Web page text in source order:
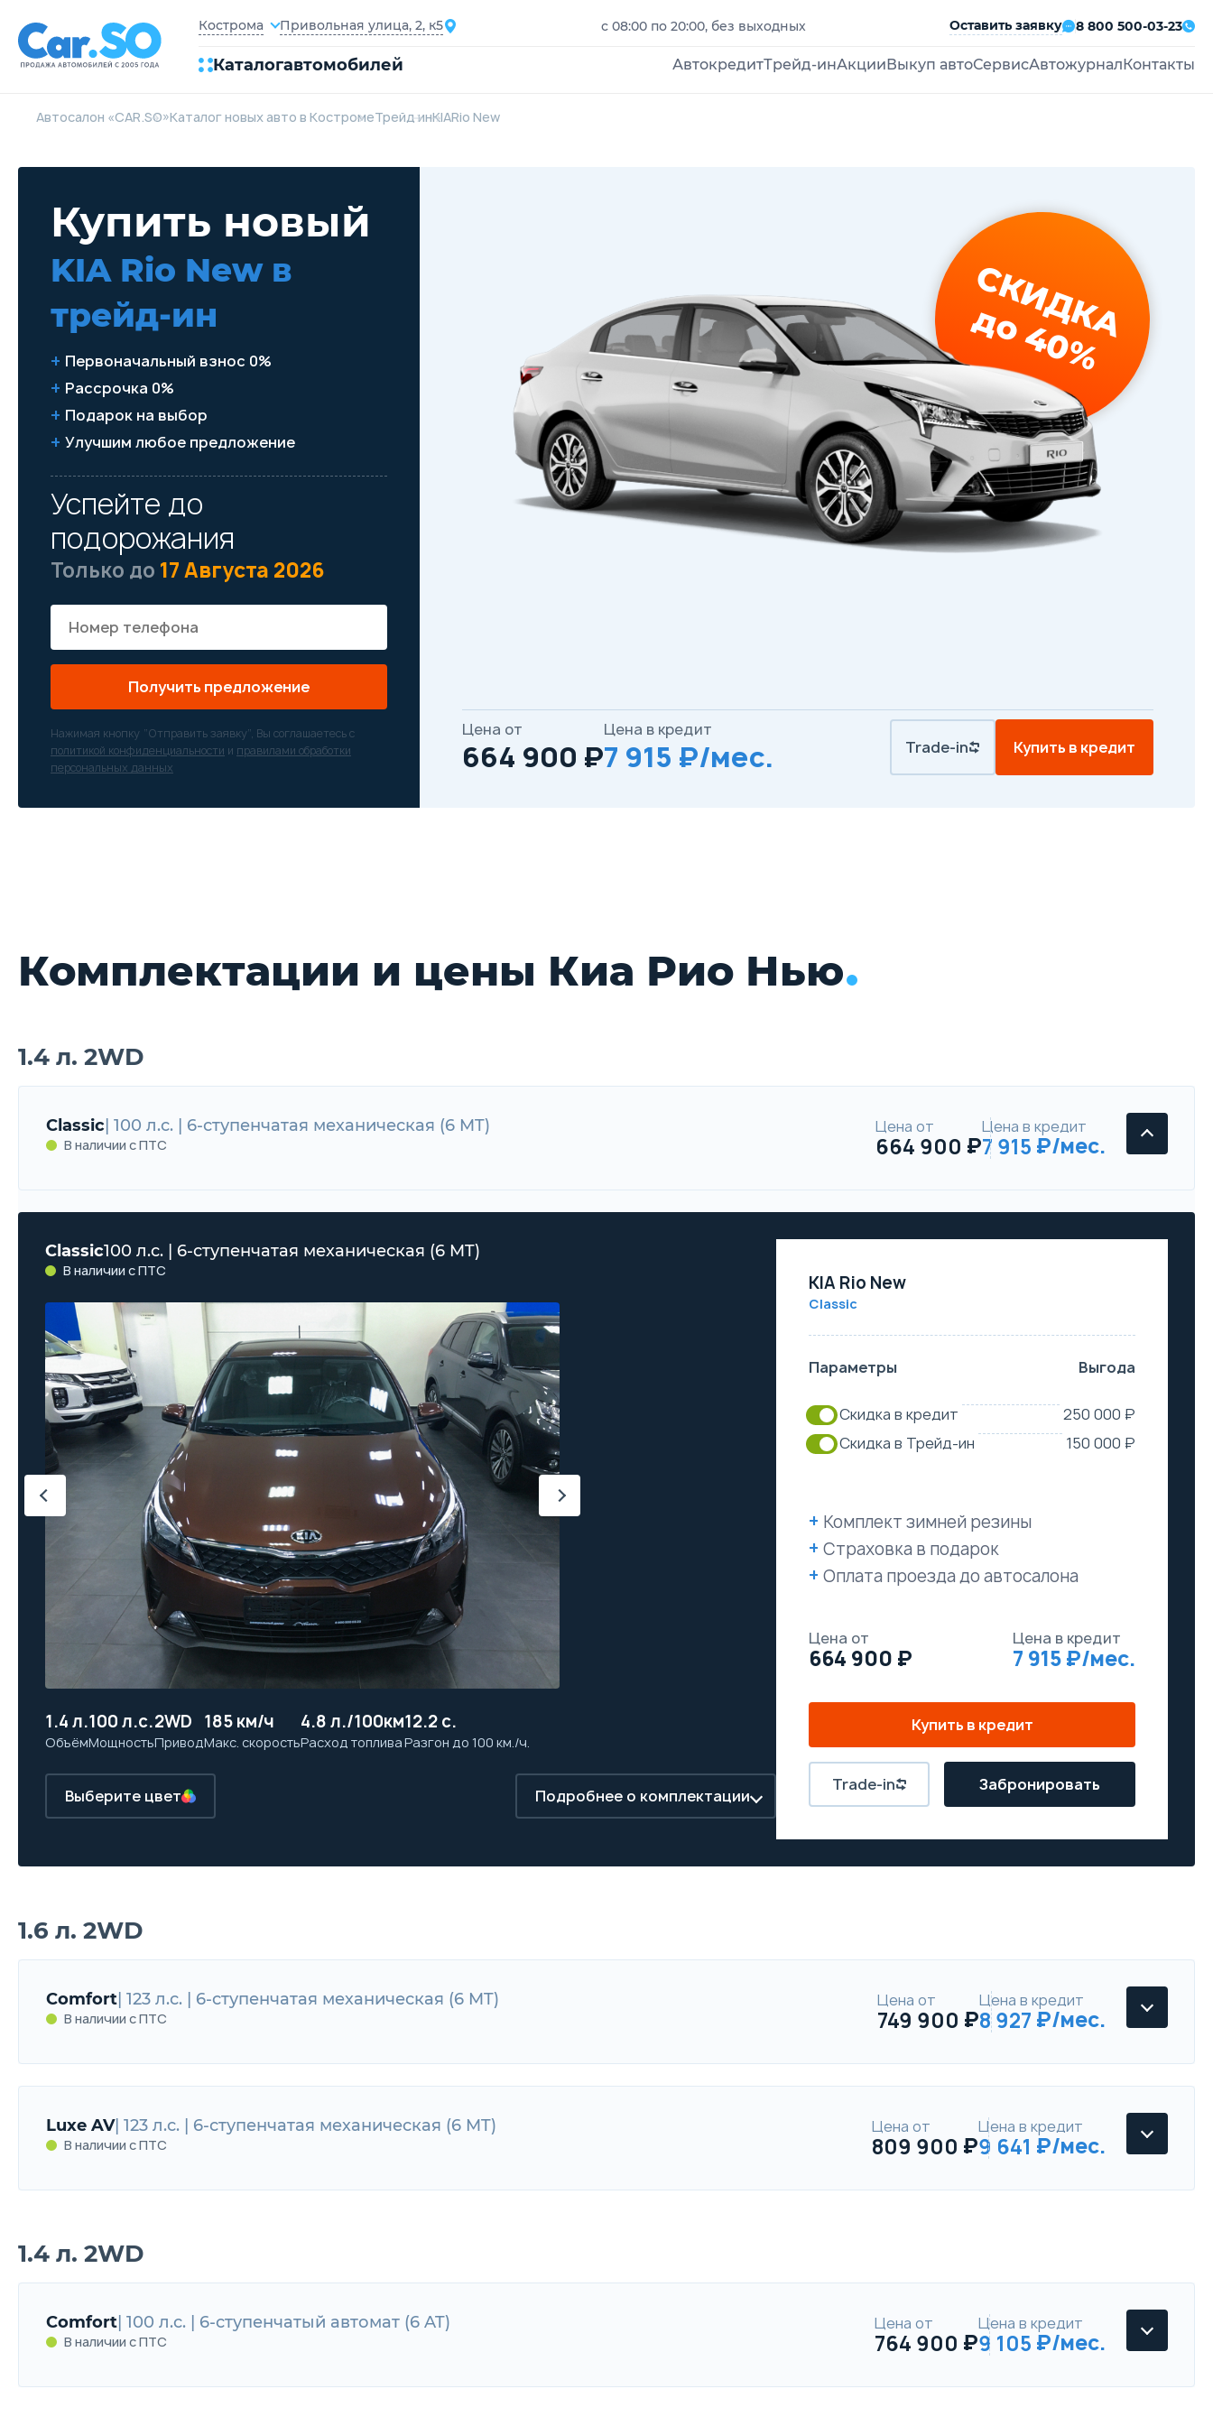
Кострома Привольная улица, 2, к5 с 08:00 по 20:00, без выходных Оставить заявку 8 800 500-03-23
Каталогавтомобилей АвтокредитТрейд-инАкции Выкуп автоСервисАвтожурнал Контакты
Автосалон «CAR.SO»Каталог новых авто в КостромеТрейд инKIARio New
Купить новый
KIA Rio Newв
трейд-ин
Первоначальный взнос 0%
Рассрочка 0%
Подарок на выбор
Улучшим любое предложение
Успейте до
подорожания
Только до 17 Августа 2026
Получить предложение
Нажимая кнопку “Отправить заявку”, Вы соглашаетесь с
политикой конфиденциальности и правилами обработки
персональных данных
СКИДКА
до 40%
Цена от
664 900 ₽
Цена в кредит
7 915 ₽/мес. Trade-in Купить в кредит
Комплектации и цены Киа Рио Нью
1.4 л. 2WD
Classic | 100 л.с. | 6-ступенчатая механическая (6 MT)
В наличии с ПТС
Цена от
664 900
Цена в кредит
7 915
Classic100 л.с. | 6-ступенчатая механическая (6 MT)
В наличии с ПТС
1.4 л.
Объём
100 л.с.
Мощность
2WD
Привод
185 км/ч
Макс. скорость
4.8 л./100км
Расход топлива
12.2 с.
Разгон до 100 км./ч.
Выберите цвет Подробнее о комплектации
KIA Rio New
Classic
Параметры Выгода
Скидка в кредит
250 000 ₽
Скидка в Трейд-ин
150 000 ₽
Комплект зимней резины
Страховка в подарок
Оплата проезда до автосалона
Цена от
664 900
Цена в кредит
7 915
Купить в кредит
Trade-in Забронировать
1.6 л. 2WD
Comfort | 123 л.с. | 6-ступенчатая механическая (6 MT)
В наличии с ПТС
Цена от
749 900
Цена в кредит
8 927
Comfort123 л.с. | 6-ступенчатая механическая (6 MT)
В наличии с ПТС
KIA Rio New
Скидка в кредит
250 000 ₽
Скидка в Трейд-ин
150 000 ₽
Luxe AV| 123 л.с. | 6-ступенчатая механическая (6 MT)
В наличии с ПТС
Цена от
809 900
Цена в кредит
9 641
Luxe AV123 л.с. | 6-ступенчатая механическая (6 MT)
KIA Rio New
1.4 л. 2WD
Comfort | 100 л.с. | 6-ступенчатый автомат (6 AT)
В наличии с ПТС
Цена от
764 900
Цена в кредит
9 105